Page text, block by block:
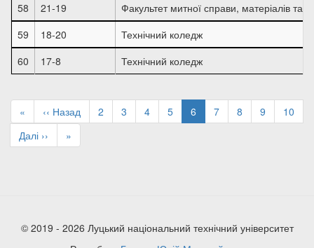
58
21-19
Факультет митної справи, матеріалів та
59
18-20
Технічний коледж
60
17-8 Технічний коледж
Розбивка
на
сторінки
Перша
сторінка
«
Попередня
сторінка
‹‹ Назад Page
2 Page
3 Page
4 Page
5
Поточна
сторінка
6 Page
7 Page
8 Page
9 Page
10
Наступна
сторінка
Далі ››
Остання
сторінка
»
© 2019 - 2026 Луцький національний технічний університет